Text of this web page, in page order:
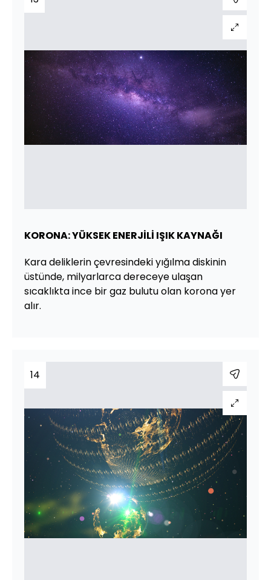
KORONA: YÜKSEK ENERJİLİ IŞIK KAYNAĞI
Kara deliklerin çevresindeki yığılma diskinin
üstünde, milyarlarca dereceye ulaşan
sıcaklıkta ince bir gaz bulutu olan korona yer
alır.
14